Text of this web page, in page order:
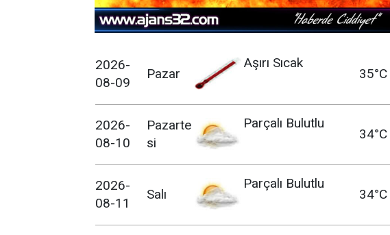
2026-
08-09
Pazar
Aşırı Sıcak
35°C
2026-
08-10
Pazarte
si
Parçalı Bulutlu
34°C
2026-
08-11
Salı
Parçalı Bulutlu
34°C